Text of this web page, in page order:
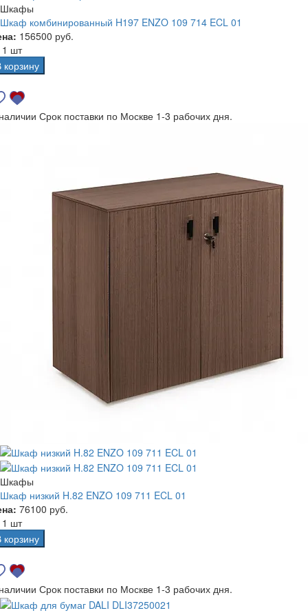
Шкафы
Шкаф комбинированный H197 ENZO 109 714 ECL 01
156500 руб.
1 шт
корзину
Срок поставки по Москве 1-3 рабочих дня.
Шкафы
Шкаф низкий H.82 ENZO 109 711 ECL 01
76100 руб.
1 шт
корзину
Срок поставки по Москве 1-3 рабочих дня.